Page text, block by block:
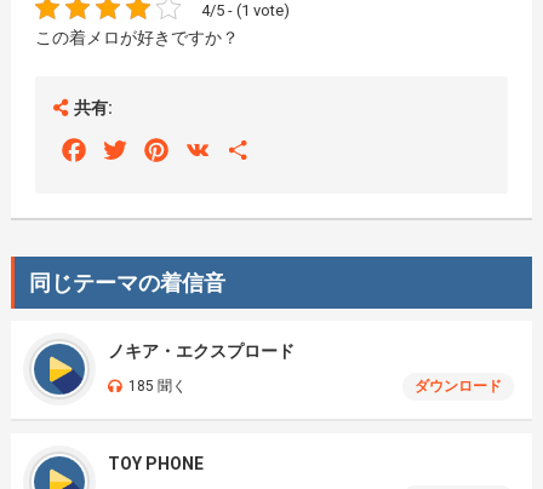
4/5 - (1 vote)
この着メロが好きですか？
共有:
FacebookTwitterPinterest
VK
同じテーマの着信音
ノキア・エクスプロード
185 聞く ダウンロード
TOY PHONE